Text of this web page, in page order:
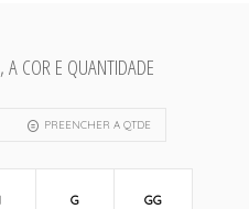
COR E QUANTIDADE
PREENCHER A QTDE
G GG